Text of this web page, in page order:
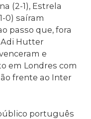
(2-1), Estrela
0) saíram
passo que, fora
Adi Hutter
e
em Londres com
frente ao Inter
português